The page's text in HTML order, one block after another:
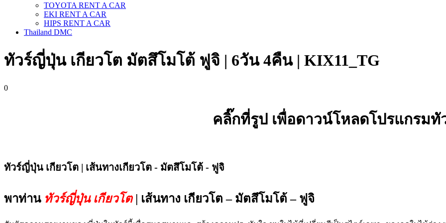
TOYOTA RENT A CAR
EKI RENT A CAR
HIPS RENT A CAR
Thailand DMC
ทัวร์ญี่ปุ่น เกียวโต มัตสึโมโต้ ฟูจิ | 6วัน 4คืน | KIX11_TG
0
คลิ๊กที่รูป เพื่อดาวน์โหลดโปรแกรมทั
ทัวร์​ญี่ปุ่น เกียวโต | เส้นทางเกียวโต - มัตสึโมโต้ - ฟูจิ
พาท่าน ทัวร์​ญี่ปุ่น เกียวโต| เส้นทาง เกียวโต – มัตสึโมโต้ – ฟูจิ